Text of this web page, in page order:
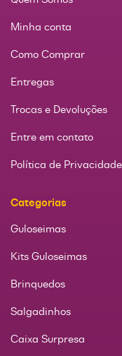
Minha conta
Como Comprar
Entregas
Trocas e Devoluções
Entre em contato
Política de Privacidade
Categorias
Guloseimas
Kits Guloseimas
Brinquedos
Salgadinhos
Caixa Surpresa